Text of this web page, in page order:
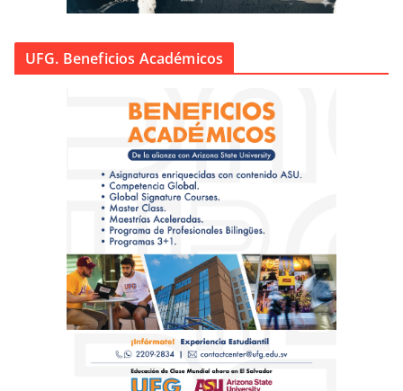
UFG. Beneficios Académicos